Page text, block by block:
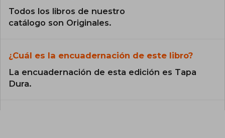
Todos los libros de nuestro
catálogo son Originales.
¿Cuál es la encuadernación de este libro?
La encuadernación de esta edición es Tapa
Dura.